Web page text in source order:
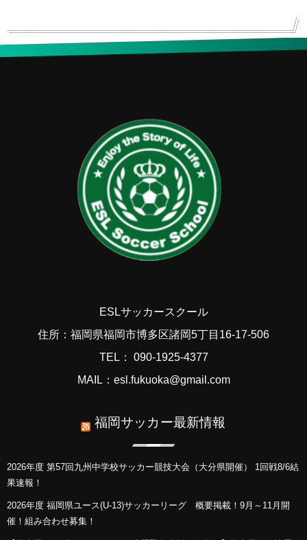
ESLサッカースクール
住所：福岡県福岡市博多区諸岡5丁目16-17-506
TEL： 090-1925-4377
MAIL：esl.fukuoka@gmail.com
福岡サッカー最新情報
2026年度 第57回九州中学校サッカー競技大会（大分県開催） 1回戦8/6結
果速報！
2026年度 福岡県ユース(U-13)サッカーリーグ 概要掲載！9月～11月開
催！組み合わせ募集！